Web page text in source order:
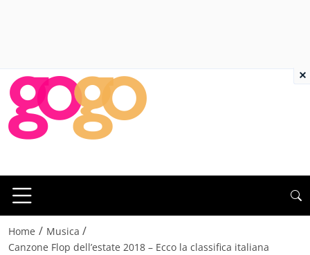
Home / Musica /
Canzone Flop dell’estate 2018 – Ecco la classifica italiana
×